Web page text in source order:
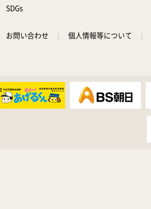
SDGs
お問い合わせ 個人情報等について